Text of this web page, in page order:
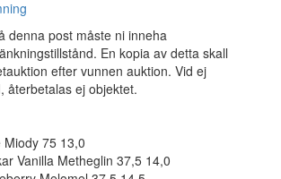
denna post måste ni inneha
En kopia av detta skall
efter vunnen auktion. Vid ej
återbetalas ej objektet.
75 13,0
Vanilla Metheglin 37,5 14,0